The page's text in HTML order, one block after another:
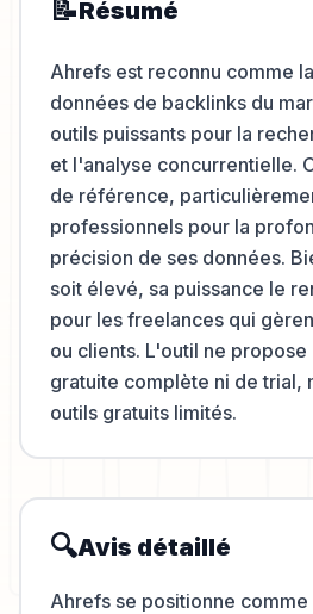
📝Résumé
Ahrefs est reconnu comme
données de backlinks du
outils puissants pour la
et l'analyse concurrentielle.
de référence,
professionnels pour la
précision de ses données.
soit élevé, sa puissance le
pour les freelances qui
ou clients. L'outil ne
gratuite complète ni de trial,
outils gratuits limités.
🔍Avis détaillé
Ahrefs se positionne comme